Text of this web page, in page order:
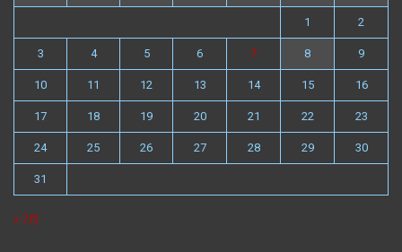
1 2
3 4 5 6 7 8 9
10 11 12 13 14 15 16
17 18 19 20 21 22 23
24 25 26 27 28 29 30
31
« 7月